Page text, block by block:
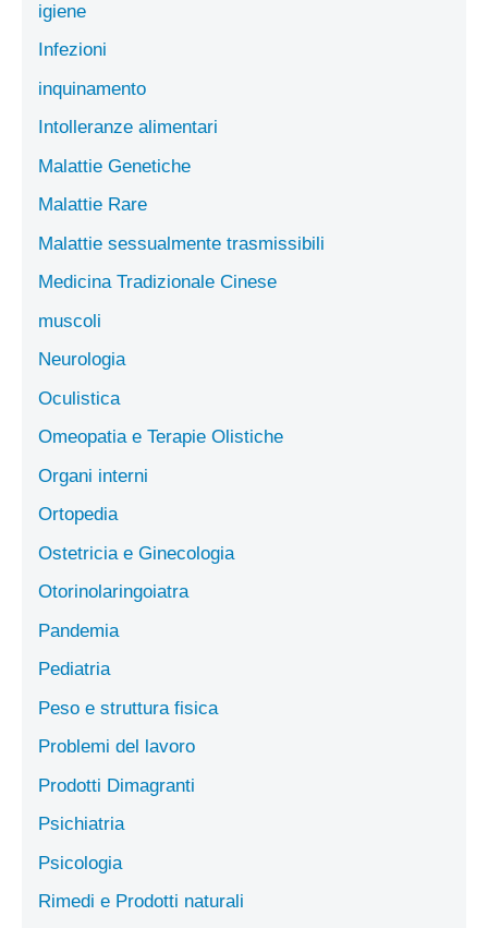
igiene
Infezioni
inquinamento
Intolleranze alimentari
Malattie Genetiche
Malattie Rare
Malattie sessualmente trasmissibili
Medicina Tradizionale Cinese
muscoli
Neurologia
Oculistica
Omeopatia e Terapie Olistiche
Organi interni
Ortopedia
Ostetricia e Ginecologia
Otorinolaringoiatra
Pandemia
Pediatria
Peso e struttura fisica
Problemi del lavoro
Prodotti Dimagranti
Psichiatria
Psicologia
Rimedi e Prodotti naturali